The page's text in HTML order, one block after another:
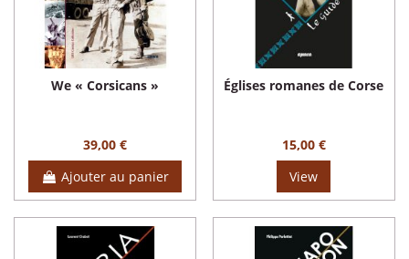
We « Corsicans »
39,00 €
Ajouter au panier
Églises romanes de Corse
15,00 €
View